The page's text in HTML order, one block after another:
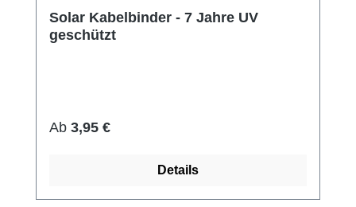
Solar Kabelbinder - 7 Jahre UV
geschützt
Regulärer Preis:
Ab 3,95 €
Details